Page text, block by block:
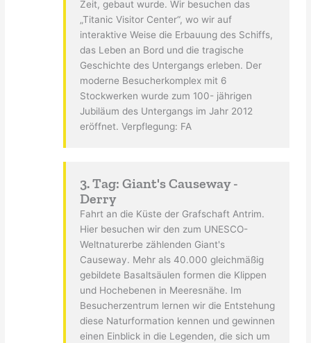
Zeit, gebaut wurde. Wir besuchen das
„Titanic Visitor Center“, wo wir auf
interaktive Weise die Erbauung des Schiffs,
das Leben an Bord und die tragische
Geschichte des Untergangs erleben. Der
moderne Besucherkomplex mit 6
Stockwerken wurde zum 100- jährigen
Jubiläum des Untergangs im Jahr 2012
eröffnet. Verpflegung: FA
3. Tag: Giant's Causeway -
Derry
Fahrt an die Küste der Grafschaft Antrim.
Hier besuchen wir den zum UNESCO-
Weltnaturerbe zählenden Giant's
Causeway. Mehr als 40.000 gleichmäßig
gebildete Basaltsäulen formen die Klippen
und Hochebenen in Meeresnähe. Im
Besucherzentrum lernen wir die Entstehung
diese Naturformation kennen und gewinnen
einen Einblick in die Legenden, die sich um